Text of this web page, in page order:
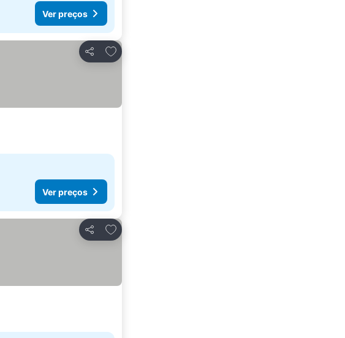
Ver preços
Partilhar
Adicionar aos favoritos
Ver preços
Partilhar
Adicionar aos favoritos